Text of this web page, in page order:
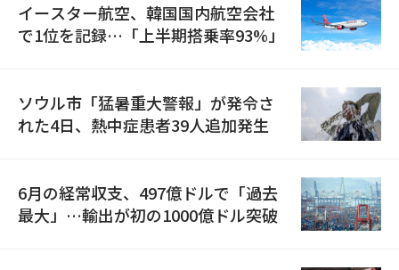
イースター航空、韓国国内航空会社
で1位を記録…「上半期搭乗率93%」
ソウル市「猛暑重大警報」が発令さ
れた4日、熱中症患者39人追加発生
6月の経常収支、497億ドルで「過去
最大」…輸出が初の1000億ドル突破